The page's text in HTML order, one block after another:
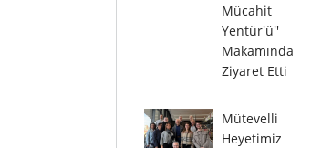
Mücahit
Yentür'ü''
Makamında
Ziyaret Etti
Mütevelli
Heyetimiz